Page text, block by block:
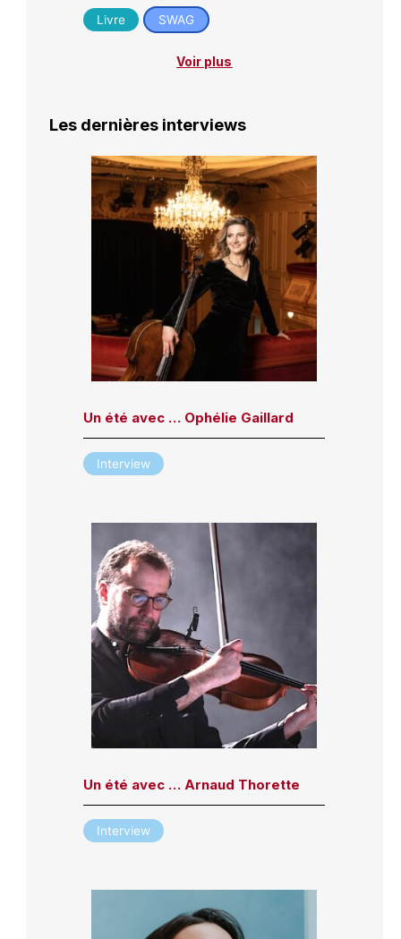
Livre SWAG
Voir plus
Les dernières interviews
Un été avec … Ophélie Gaillard
Interview
Un été avec … Arnaud Thorette
Interview